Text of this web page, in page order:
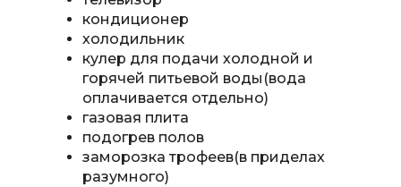
кондиционер
холодильник
кулер для подачи холодной и
горячей питьевой воды(вода
оплачивается отдельно)
газовая плита
подогрев полов
заморозка трофеев(в приделах
разумного)